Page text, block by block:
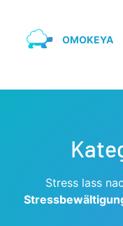
OMOKEYA
Stress lass